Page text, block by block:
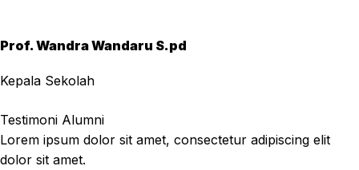
Prof. Wandra Wandaru S.pd
Kepala Sekolah
Testimoni Alumni
Lorem ipsum dolor sit amet, consectetur adipiscing elit
dolor sit amet.